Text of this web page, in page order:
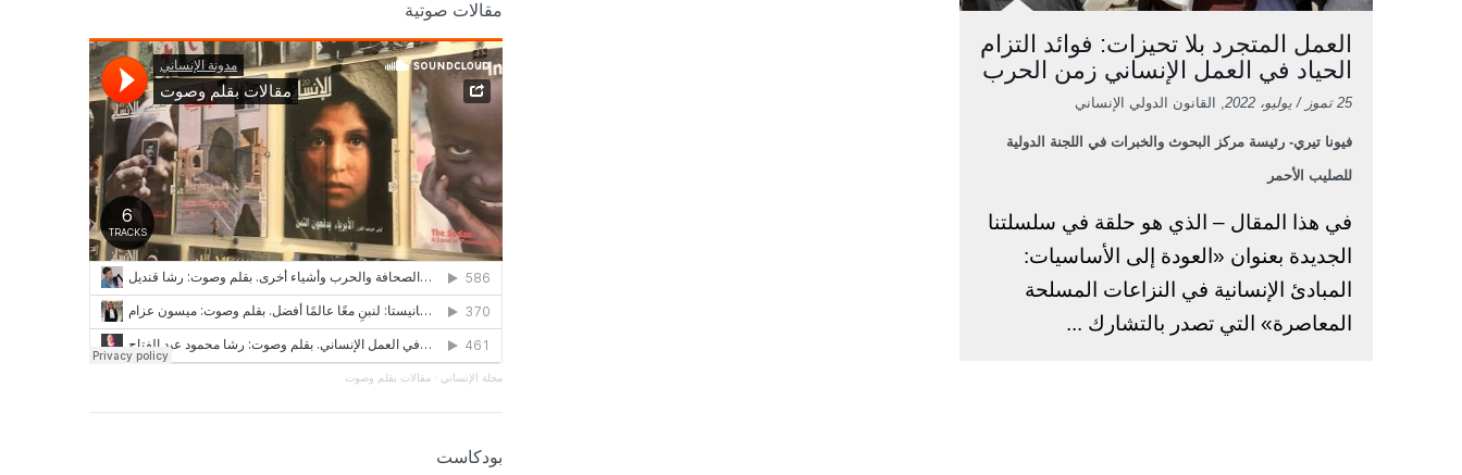
العمل المتجرد بلا تحيزات: فوائد التزام
الحياد في العمل الإنساني زمن الحرب
25 تموز / يوليو، 2022 , القانون الدولي الإنساني
فيونا تيري- رئيسة مركز البحوث والخبرات في اللجنة الدولية
للصليب الأحمر
في هذا المقال – الذي هو حلقة في سلسلتنا
الجديدة بعنوان «العودة إلى الأساسيات:
المبادئ الإنسانية في النزاعات المسلحة
المعاصرة» التي تصدر بالتشارك ...
مقالات صوتية
مجلة الإنساني · مقالات بقلم وصوت
بودكاست